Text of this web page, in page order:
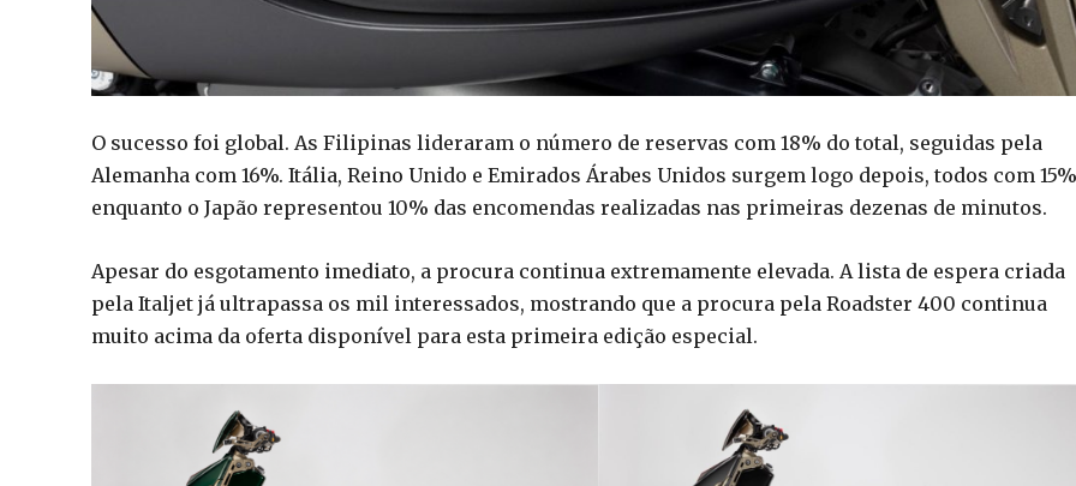
O sucesso foi global. As Filipinas lideraram o número de reservas com 18% do total, seguidas pela
Alemanha com 16%. Itália, Reino Unido e Emirados Árabes Unidos surgem logo depois, todos com
enquanto o Japão representou 10% das encomendas realizadas nas primeiras dezenas de minutos.
Apesar do esgotamento imediato, a procura continua extremamente elevada. A lista de espera criada
pela Italjet já ultrapassa os mil interessados, mostrando que a procura pela Roadster 400 continua
muito acima da oferta disponível para esta primeira edição especial.